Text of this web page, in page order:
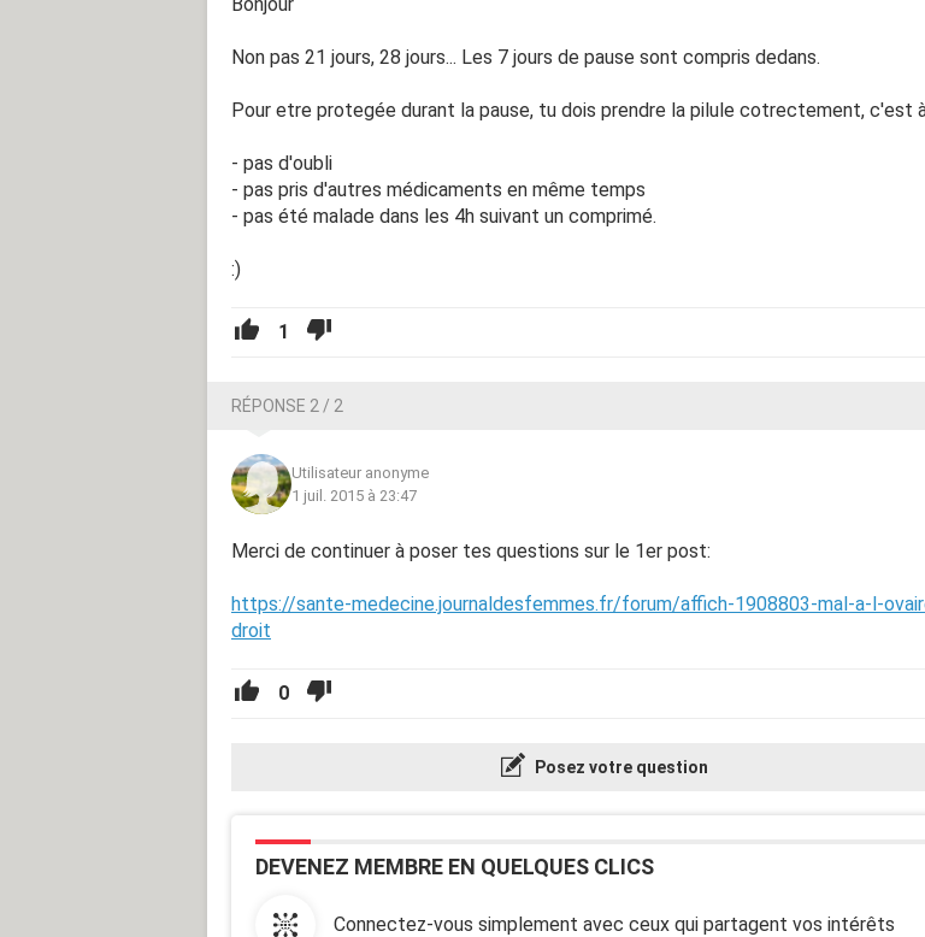
Non pas 21 jours, 28 jours... Les 7 jours de pause sont compris dedans.
Pour etre protegée durant la pause, tu dois prendre la pilule cotrectement, c'est
- pas d'oubli
- pas pris d'autres médicaments en même temps
- pas été malade dans les 4h suivant un comprimé.
:)
1
RÉPONSE 2 / 2
Utilisateur anonyme
1 juil. 2015 à 23:47
Merci de continuer à poser tes questions sur le 1er post:
https://sante-medecine.journaldesfemmes.fr/forum/affich-1908803-mal-a-l-
droit
0
Posez votre question
DEVENEZ MEMBRE EN QUELQUES CLICS
Connectez-vous simplement avec ceux qui partagent vos intérêts